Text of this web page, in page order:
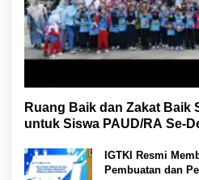
Ruang Baik dan Zakat Baik
untuk Siswa PAUD/RA Se-
IGTKI Resmi
Pembuatan dan